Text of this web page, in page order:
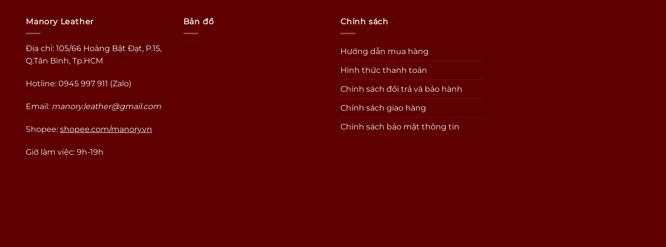
Manory Leather
Địa chỉ: 105/66 Hoàng Bật Đạt, P.15,
Q.Tân Bình, Tp.HCM
Hotline: 0945 997 911 (Zalo)
Email: manory.leather@gmail.com
Shopee: shopee.com/manory.vn
Giờ làm việc: 9h-19h
Bản đồ Chính sách
Hướng dẫn mua hàng
Hình thức thanh toán
Chính sách đổi trả và bảo hành
Chính sách giao hàng
Chính sách bảo mật thông tin